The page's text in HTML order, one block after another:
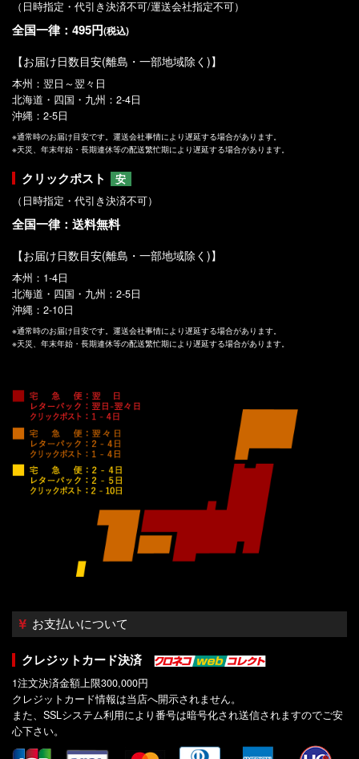
（日時指定・代引き決済不可/運送会社指定不可）
全国一律：495円(税込)
【お届け日数目安(離島・一部地域除く)】
本州：翌日～翌々日
北海道・四国・九州：2-4日
沖縄：2-5日
※通常時のお届け目安です。運送会社事情により遅延する場合があります。
※天災、年末年始・長期連休等の配送繁忙期により遅延する場合があります。
クリックポスト
安
（日時指定・代引き決済不可）
全国一律：送料無料
【お届け日数目安(離島・一部地域除く)】
本州：1-4日
北海道・四国・九州：2-5日
沖縄：2-10日
※通常時のお届け目安です。運送会社事情により遅延する場合があります。
※天災、年末年始・長期連休等の配送繁忙期により遅延する場合があります。
お支払いについて
クレジットカード決済
1注文決済金額上限300,000円
クレジットカード情報は当店へ開示されません。
また、SSLシステム利用により番号は暗号化され送信されますのでご安
心下さい。